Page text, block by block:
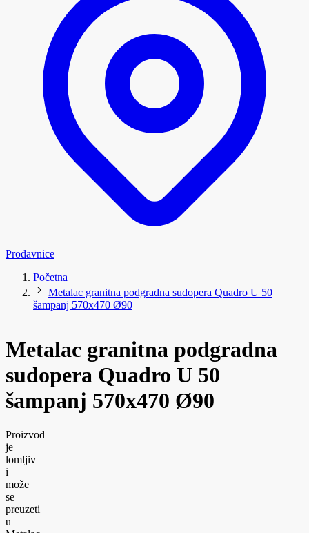
Prodavnice
Početna
Metalac granitna podgradna sudopera Quadro U 50
šampanj 570x470 Ø90
Metalac granitna podgradna
sudopera Quadro U 50
šampanj 570x470 Ø90
Proizvod
je
lomljiv
i
može
se
preuzeti
u